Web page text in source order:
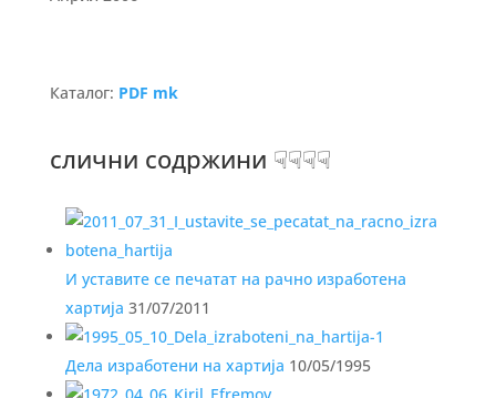
Каталог: PDF mk
слични содржини ☟☟☟☟
И уставите се печатат на рачно изработена
хартија 31/07/2011
Дела изработени на хартија 10/05/1995